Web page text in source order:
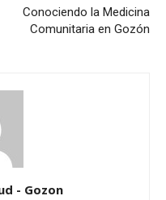
Conociendo la Medicina
Comunitaria en Gozón
- Gozon